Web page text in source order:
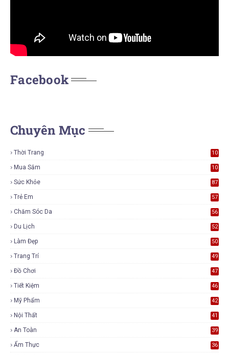
Facebook
Chuyên Mục
Thời Trang
10
Mua Sắm
10
Sức Khỏe 87
Trẻ Em 57
Chăm Sóc Da 56
Du Lịch 52
Làm Đẹp 50
Trang Trí 49
Đồ Chơi 47
Tiết Kiệm 46
Mỹ Phẩm 42
Nội Thất 41
An Toàn 39
Ẩm Thực 36